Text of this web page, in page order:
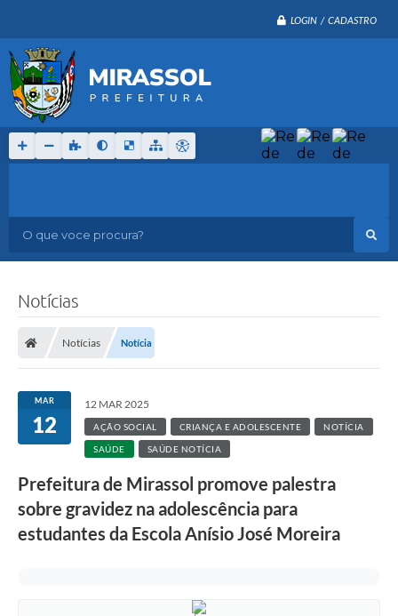
LOGIN / CADASTRO
O que voce procura?
Notícias
Notícias Notícia
MAR
12
12 MAR 2025
AÇÃO SOCIAL CRIANÇA E ADOLESCENTE NOTÍCIA
SAÚDE SAÚDE NOTÍCIA
Prefeitura de Mirassol promove palestra
sobre gravidez na adolescência para
estudantes da Escola Anísio José Moreira